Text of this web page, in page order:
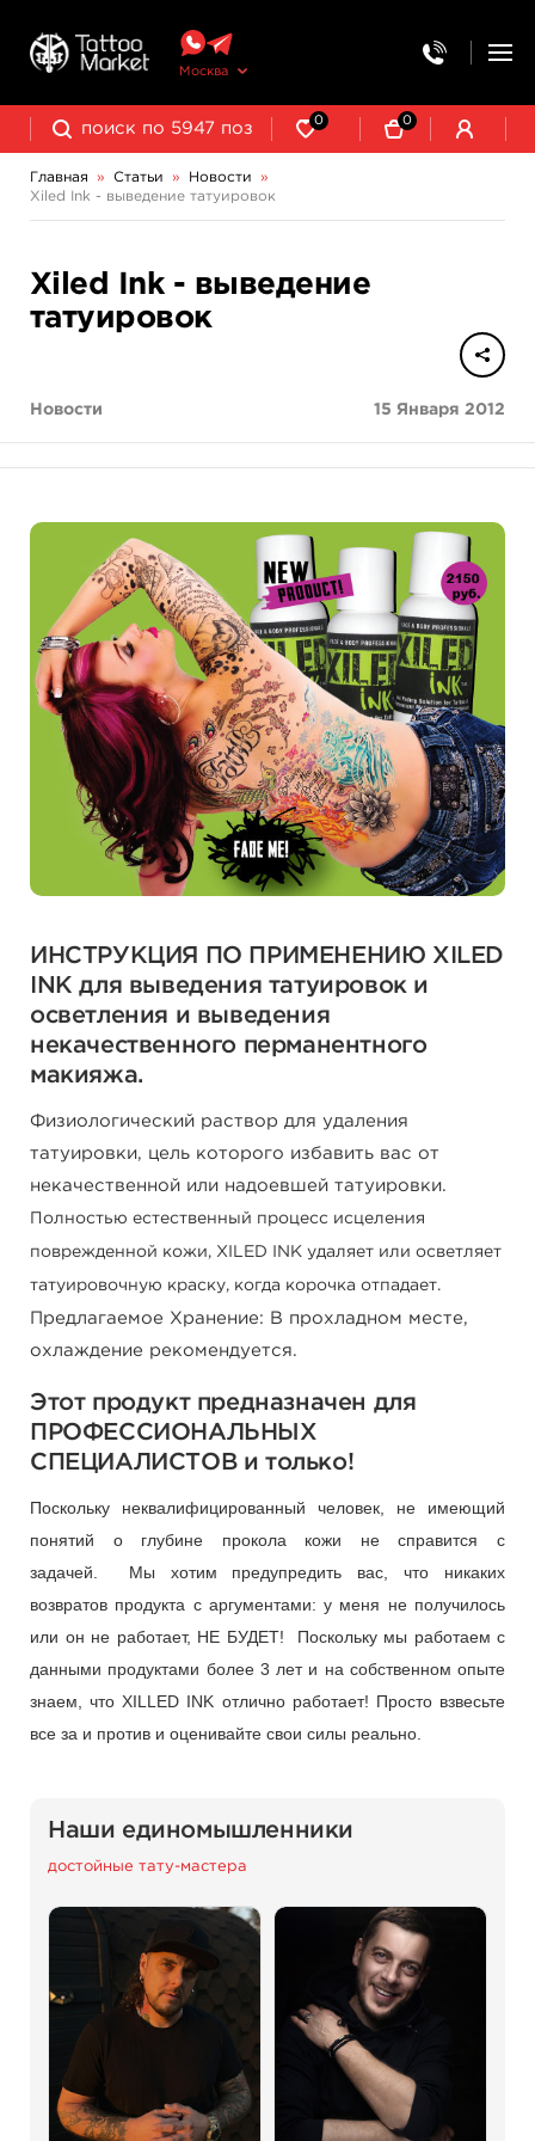
Москва
0 0
Главная » Статьи » Новости
»
Xiled Ink - выведение татуировок
Xiled Ink - выведение
татуировок
Новости 15 Января 2012
ИНСТРУКЦИЯ ПО ПРИМЕНЕНИЮ XILED
INK для выведения татуировок и
осветления и выведения
некачественного перманентного
макияжа.
Физиологический раствор для удаления
татуировки, цель которого избавить вас от
некачественной или надоевшей татуировки.
Полностью естественный процесс исцеления
поврежденной кожи, XILED INK удаляет или осветляет
татуировочную краску, когда корочка отпадает.
Предлагаемое Хранение: В прохладном месте,
охлаждение рекомендуется.
Этот продукт предназначен для
ПРОФЕССИОНАЛЬНЫХ
СПЕЦИАЛИСТОВ и только!
Поскольку неквалифицированный человек, не имеющий
понятий о глубине прокола кожи не справится с
задачей. Мы хотим предупредить вас, что никаких
возвратов продукта с аргументами: у меня не получилось
или он не работает, НЕ БУДЕТ! Поскольку мы работаем с
данными продуктами более 3 лет и на собственном опыте
знаем, что XILLED INK отлично работает! Просто взвесьте
все за и против и оценивайте свои силы реально.
Наши единомышленники
достойные тату-мастера